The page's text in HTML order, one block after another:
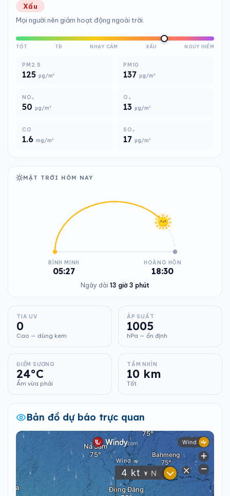
Xấu
Mọi người nên giảm hoạt động ngoài trời.
TỐT TB NHẠY CẢM XẤU NGUY HIỂM
PM2.5
125 µg/m³
PM10
137 µg/m³
NO₂
50 µg/m³
O₃
13 µg/m³
CO
1.6 mg/m³
SO₂
17 µg/m³
MẶT TRỜI HÔM NAY
BÌNH MINH
05:27
HOÀNG HÔN
18:30
Ngày dài 13 giờ 3 phút
TIA UV
0
Cao — dùng kem
ÁP SUẤT
1005
hPa — ổn định
ĐIỂM SƯƠNG
24°C
Ẩm vừa phải
TẦM NHÌN
10 km
Tốt
Bản đồ dự báo trực quan